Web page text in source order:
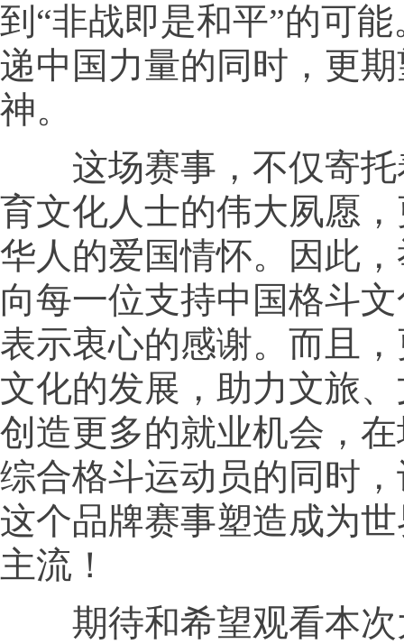
到“非战即是和平”的可
递中国力量的同时，更
神。
这场赛事，不仅寄托
育文化人士的伟大夙愿
华人的爱国情怀。因此
向每一位支持中国格斗
表示衷心的感谢。而且
文化的发展，助力文旅
创造更多的就业机会，
综合格斗运动员的同时
这个品牌赛事塑造成为
主流！
期待和希望观看本次